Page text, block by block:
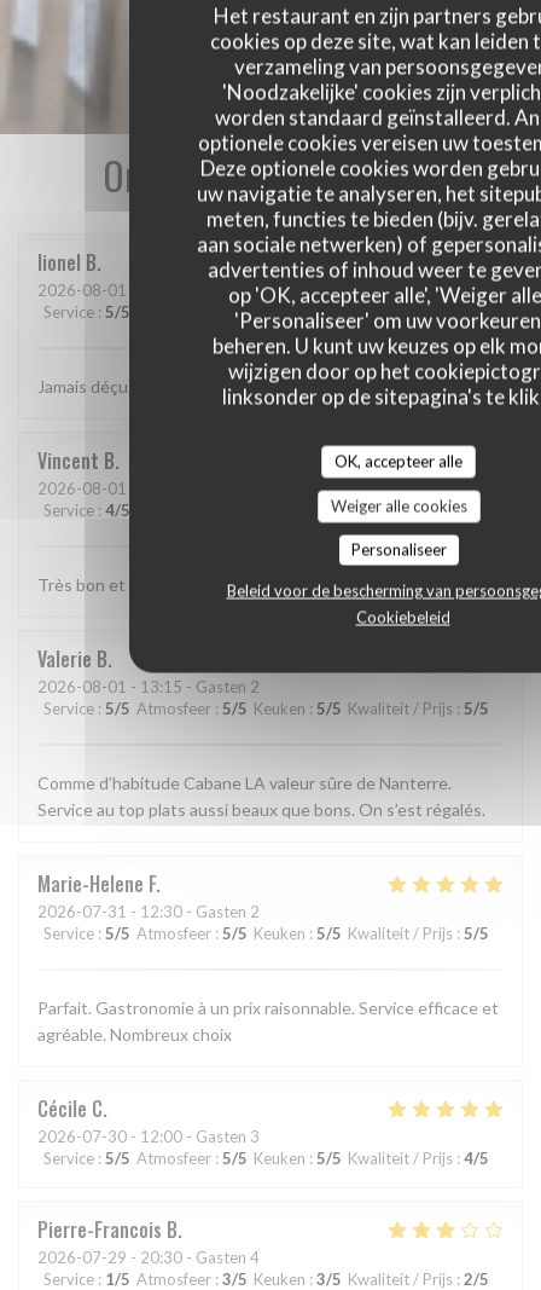
Het restaurant en zijn partners
cookies op deze site, wat kan leiden
verzameling van
'Noodzakelijke' cookies zijn
worden standaard geïnstalleerd.
optionele cookies vereisen uw
Deze optionele cookies worden
uw navigatie te analyseren, het
meten, functies te bieden (bijv.
aan sociale netwerken) of
advertenties of inhoud weer te
op 'OK, accepteer alle', 'Weiger
'Personaliseer' om uw
beheren. U kunt uw keuzes op elk
wijzigen door op het
linksonder op de sitepagina's te
OK, accepteer alle
Weiger alle cookies
Personaliseer
Beleid voor de bescherming van
Cookiebeleid
Onze gastbeoordelingen
lionel B
2026-08-01
- 20:15 - Gasten 2
Service : 5/5 /5 Keuken 5 Kwaliteit / Prijs /5
Jamais déçu chez cabane.. jf Bury et ses lutins sont au top..
Vincent B
2026-08-01
Service : 4/5 /5 Kwaliteit / Prijs:5
Très bon et très bien presenté
Valerie B
2026-08-01 - 13:15 - Gasten 2
Service : 5/5 Atmosfeer : 5/5 Keuken : 5/5 Kwaliteit / Prijs : 5/5
Comme d’habitude Cabane LA valeur sûre de Nanterre.
Service au top plats aussi beaux que bons. On s’est régalés.
Marie-Helene F
2026-07-31 - 12:30 - Gasten 2
Service : 5/5 Atmosfeer : 5/5 Keuken : 5/5 Kwaliteit / Prijs : 5/5
Parfait. Gastronomie à un prix raisonnable. Service efficace et
agréable. Nombreux choix
Cécile C
2026-07-30 - 12:00 - Gasten 3
Service : 5/5 Atmosfeer : 5/5 Keuken : 5/5 Kwaliteit / Prijs : 4/5
Pierre-Francois B
2026-07-29 - 20:30 - Gasten 4
Service : 1/5 Atmosfeer : 3/5 Keuken : 3/5 Kwaliteit / Prijs : 2/5